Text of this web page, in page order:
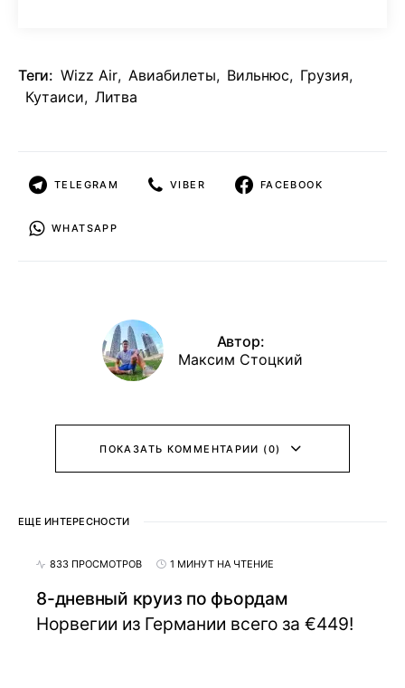
Теги: Wizz Air, Авиабилеты, Вильнюс, Грузия,
Кутаиси, Литва
TELEGRAM VIBER FACEBOOK
WHATSAPP
Автор:
Максим Стоцкий
ПОКАЗАТЬ КОММЕНТАРИИ (0)
ЕЩЕ ИНТЕРЕСНОСТИ
833 ПРОСМОТРОВ 1 МИНУТ НА ЧТЕНИЕ
8-дневный круиз по фьордам
Норвегии из Германии всего за €449!